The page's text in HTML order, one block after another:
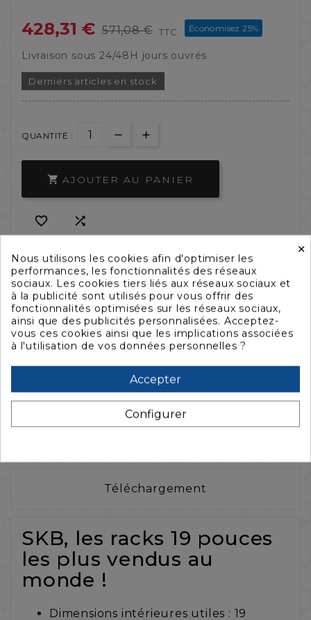
428,31 € 571,08 € TTC Économisez 25%
Livraison sous 24/48H jours ouvrés
Derniers articles en stock
QUANTITÉ :
 AJOUTER AU PANIER
 
La description
Téléchargement
SKB, les racks 19 pouces
les plus vendus au
monde !
Dimensions intérieures utiles : 19
×
Nous utilisons les cookies afin d'optimiser les
performances, les fonctionnalités des réseaux
sociaux. Les cookies tiers liés aux réseaux sociaux et
à la publicité sont utilisés pour vous offrir des
fonctionnalités optimisées sur les réseaux sociaux,
ainsi que des publicités personnalisées. Acceptez-
vous ces cookies ainsi que les implications associées
à l'utilisation de vos données personnelles ?
Accepter
Configurer